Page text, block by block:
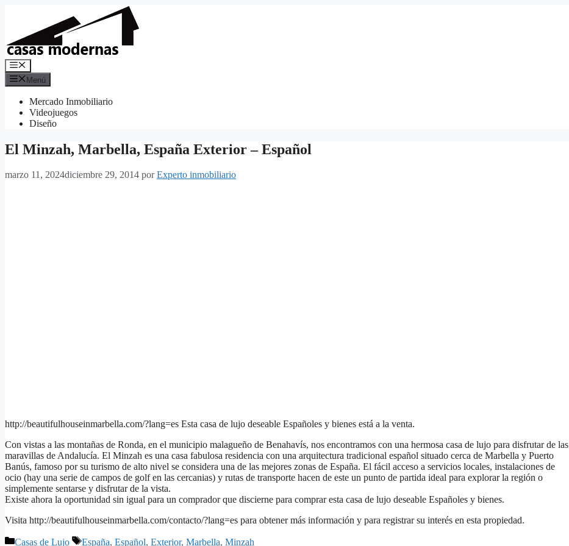
contenido
Menú
Menú
Mercado Inmobiliario
Videojuegos
Diseño
El Minzah, Marbella, España Exterior – Español
marzo 11, 2024diciembre 29, 2014 porExperto inmobiliario
http://beautifulhouseinmarbella.com/?lang=es Esta casa de lujo deseable Españoles y bienes está a la venta.
Con vistas a las montañas de Ronda, en el municipio malagueño de Benahavís, nos encontramos con una hermosa casa de lujo para disfrutar de las
maravillas de Andalucía. El Minzah es una casa fabulosa residencia con una arquitectura tradicional español situado cerca de Marbella y Puerto
Banús, famoso por su turismo de alto nivel se considera una de las mejores zonas de España. El fácil acceso a servicios locales, instalaciones de
ocio (hay una serie de campos de golf en las cercanias) y rutas de transporte hacen de este un punto de partida ideal para explorar la región o
simplemente sentarse y disfrutar de la vista.
Existe ahora la oportunidad sin igual para un comprador que discierne para comprar esta casa de lujo deseable Españoles y bienes.
Visita http://beautifulhouseinmarbella.com/contacto/?lang=es para obtener más información y para registrar su interés en esta propiedad.
Categorías
Casas de Lujo Etiquetas
España, Español, Exterior, Marbella, Minzah